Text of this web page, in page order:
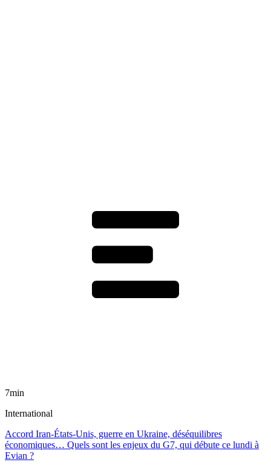
7min
International
Accord Iran-États-Unis, guerre en Ukraine, déséquilibres
économiques… Quels sont les enjeux du G7, qui débute ce lundi à
Evian ?